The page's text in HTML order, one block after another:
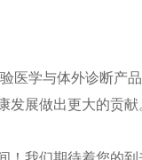
医学与体外诊断产
展做出更大的贡献